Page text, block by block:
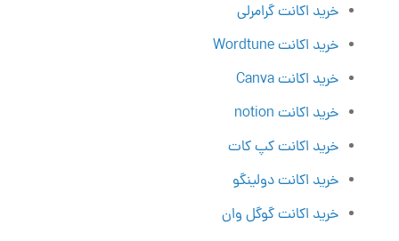
خرید اکانت گرامرلی
خرید اکانت Wordtune
خرید اکانت Canva
خرید اکانت notion
خرید اکانت کپ کات
خرید اکانت دولینگو
خرید اکانت گوگل وان